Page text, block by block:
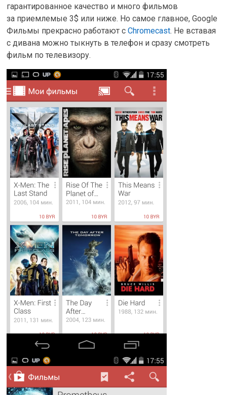
гарантированное качество и много фильмов
за приемлемые 3$ или ниже. Но самое главное, Google
Фильмы прекрасно работают cChromecast. Не вставая
с дивана можно тыкнуть в телефон и сразу смотреть
фильм по телевизору.